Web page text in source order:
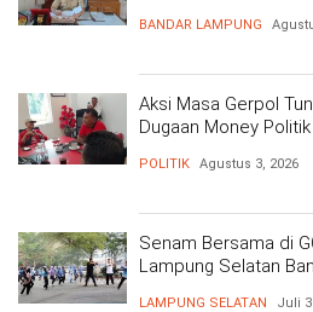
BANDAR LAMPUNG
Aksi Masa Gerpol
Dugaan Money
POLITIK Agustus 3, 2026
Senam Bersama di
Lampung Selatan
LAMPUNG SELATAN Juli